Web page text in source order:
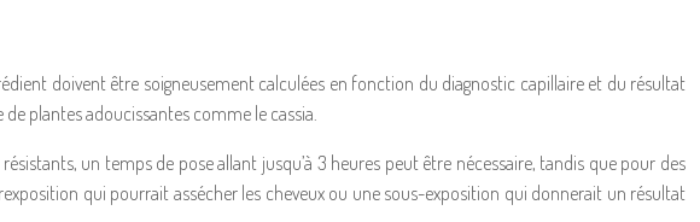
doivent être soigneusement calculées en fonction du diagnostic capillaire et du résultat
plantes adoucissantes comme le cassia.
un temps de pose allant jusqu’à 3 heures peut être nécessaire, tandis que pour des
qui pourrait assécher les cheveux ou une sous-exposition qui donnerait un résultat